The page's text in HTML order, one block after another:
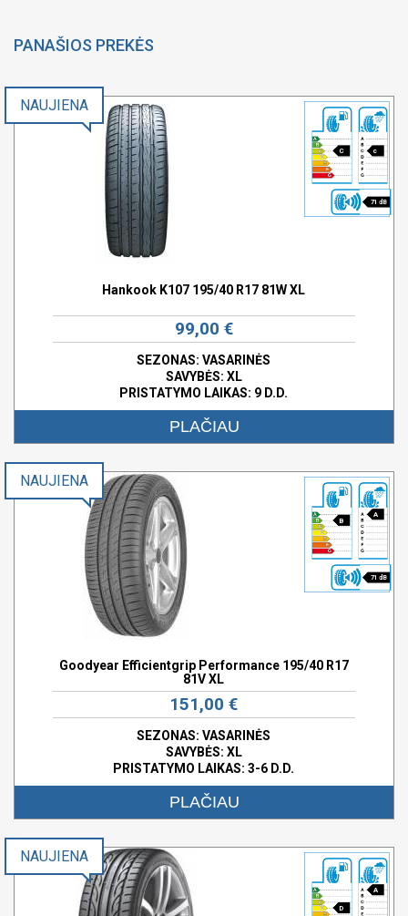
PANAŠIOS PREKĖS
C c
71 dB
NAUJIENA
Hankook K107 195/40 R17 81W XL
99,00 €
SEZONAS: VASARINĖS
SAVYBĖS: XL
PRISTATYMO LAIKAS: 9 D.D.
PLAČIAU
B
A
71 dB
NAUJIENA
Goodyear Efficientgrip Performance 195/40 R17
81V XL
151,00 €
SEZONAS: VASARINĖS
SAVYBĖS: XL
PRISTATYMO LAIKAS: 3-6 D.D.
PLAČIAU
D
A
NAUJIENA